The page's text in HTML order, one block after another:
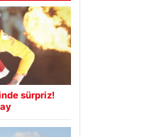
sürpriz!